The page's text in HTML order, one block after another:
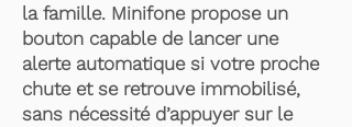
la famille. Minifone propose un
bouton capable de lancer une
alerte automatique si votre proche
chute et se retrouve immobilisé,
sans nécessité d’appuyer sur le